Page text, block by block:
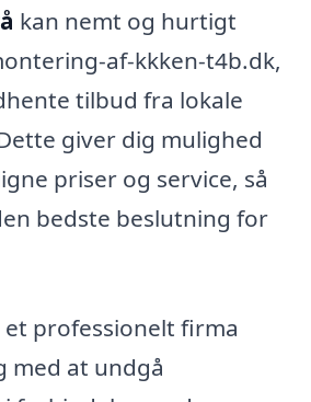
kan nemt og hurtigt
af-kkken-t4b.dk,
tilbud fra lokale
giver dig mulighed
priser og service, så
bedste beslutning for
professionelt firma
med at undgå